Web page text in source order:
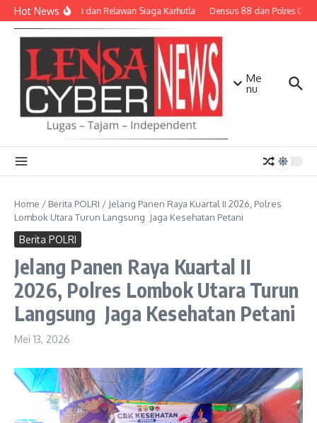
Lewati ke konten
Hot NewsTNI-Polri dan Relawan Siaga Karhutla Densus 88 dan Polres
Me
nu
Home / Berita POLRI / Jelang Panen Raya Kuartal II 2026, Polres
Lombok Utara Turun Langsung Jaga Kesehatan Petani
Berita POLRI
Jelang Panen Raya Kuartal II
2026, Polres Lombok Utara Turun
Langsung Jaga Kesehatan Petani
Mei 13, 2026